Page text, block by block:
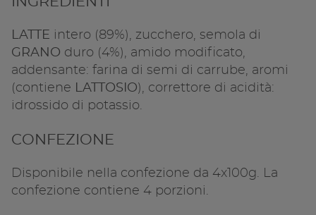
LATTE intero (89%), zucchero, semola di
GRANO duro (4%), amido modificato,
addensante: farina di semi di carrube, aromi
(contiene LATTOSIO), correttore di acidità:
idrossido di potassio.
CONFEZIONE
Disponibile nella confezione da 4x100g. La
confezione contiene 4 porzioni.